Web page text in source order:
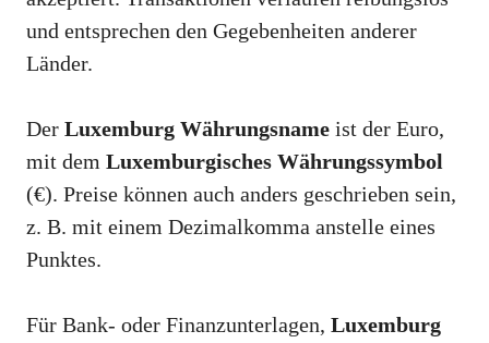
und entsprechen den Gegebenheiten anderer
Länder.
Der Luxemburg Währungsname ist der Euro,
mit dem Luxemburgisches Währungssymbol
(€). Preise können auch anders geschrieben sein,
z. B. mit einem Dezimalkomma anstelle eines
Punktes.
Für Bank- oder Finanzunterlagen, Luxemburg